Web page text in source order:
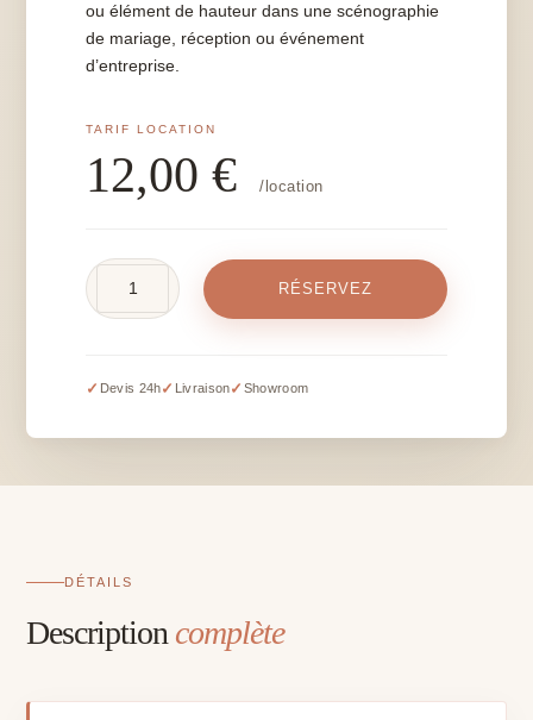
ou élément de hauteur dans une scénographie
de mariage, réception ou événement
d’entreprise.
12,00€ /location
blanc
H
RÉSERVEZ
✓ Devis 24h✓ Livraison✓ Showroom
DÉTAILS
Descriptioncomplète